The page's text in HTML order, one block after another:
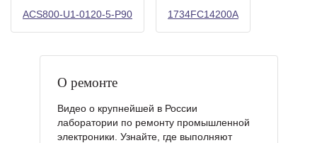
ACS800-U1-0120-5-P90 1734FC14200A
О ремонте
Видео о крупнейшей в России
лаборатории по ремонту промышленной
электроники. Узнайте, где выполняют